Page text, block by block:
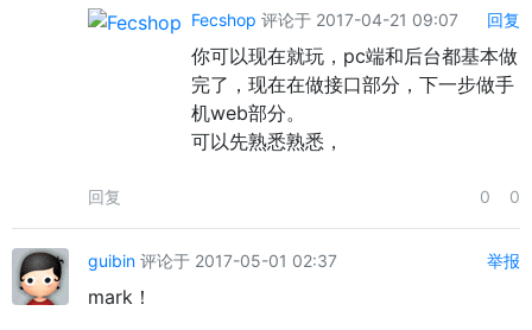
Fecshop 评论于 2017-04-21 09:07 回复
你可以现在就玩，pc端和后台都基本做
完了，现在在做接口部分，下一步做手
机web部分。
可以先熟悉熟悉，
回复 0 0
guibin 评论于 2017-05-01 02:37 举报
mark！